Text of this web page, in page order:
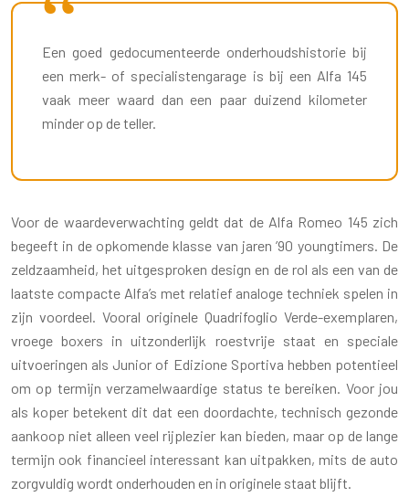
Een goed gedocumenteerde onderhoudshistorie bij
een merk- of specialistengarage is bij een Alfa 145
vaak meer waard dan een paar duizend kilometer
minder op de teller.
Voor de waardeverwachting geldt dat de Alfa Romeo 145 zich
begeeft in de opkomende klasse van jaren ’90 youngtimers. De
zeldzaamheid, het uitgesproken design en de rol als een van de
laatste compacte Alfa’s met relatief analoge techniek spelen in
zijn voordeel. Vooral originele Quadrifoglio Verde-exemplaren,
vroege boxers in uitzonderlijk roestvrije staat en speciale
uitvoeringen als Junior of Edizione Sportiva hebben potentieel
om op termijn verzamelwaardige status te bereiken. Voor jou
als koper betekent dit dat een doordachte, technisch gezonde
aankoop niet alleen veel rijplezier kan bieden, maar op de lange
termijn ook financieel interessant kan uitpakken, mits de auto
zorgvuldig wordt onderhouden en in originele staat blijft.